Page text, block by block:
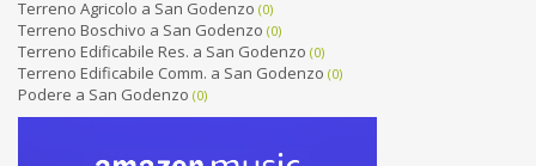
Terreno Agricolo a San Godenzo (0)
Terreno Boschivo a San Godenzo (0)
Terreno Edificabile Res. a San Godenzo (0)
Terreno Edificabile Comm. a San Godenzo (0)
Podere a San Godenzo (0)